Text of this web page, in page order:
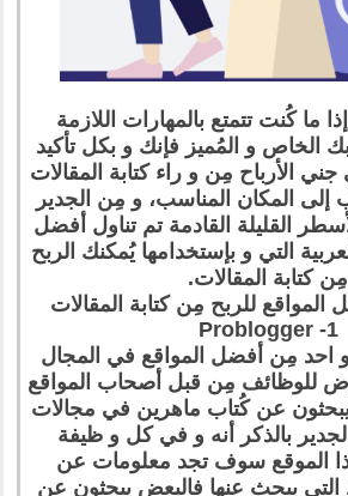
ما كُنت تتمتع بالمهارات اللازمة
الخاص و المُميز فإنك و بكل تأكيد
الأرباح مِن و راء كتابة المقالات
إلى المكان المناسب، و مِن الجدير
القليلة القادمة تم تناول أفضل
التي و بإستخدامها يُمكنك الربح
مِن كتابة المقالات.
للربح مِن كتابة المقالات
1- Problogger
و احد مِن أفضل المواقع في المجال
للوظائف مِن قبل أصحاب المواقع
عن كُتاب ماهرين في مجالات
بالذكر أنه و في كل و ظيفة
الموقع سوف تجد معلومات عن
التي يبحث عنها فالبعض يبحثون عن